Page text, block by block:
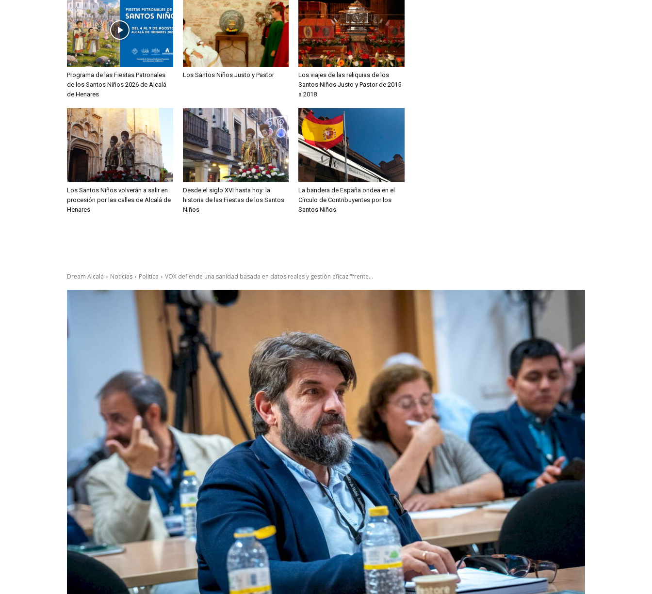
Programa de las Fiestas Patronales
de los Santos Niños 2026 de Alcalá
de Henares
Los Santos Niños Justo y Pastor
Los viajes de las reliquias de los
Santos Niños Justo y Pastor de 2015
a 2018
Los Santos Niños volverán a salir en
procesión por las calles de Alcalá de
Henares
Desde el siglo XVI hasta hoy: la
historia de las Fiestas de los Santos
Niños
La bandera de España ondea en el
Círculo de Contribuyentes por los
Santos Niños